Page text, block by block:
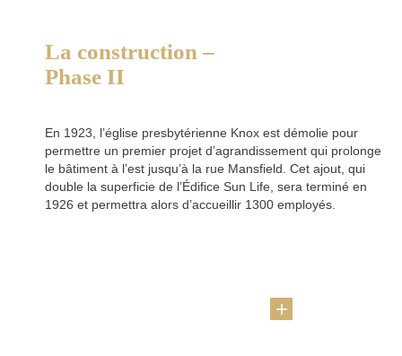
La construction –
Phase II
En 1923, l’église presbytérienne Knox est démolie pour
permettre un premier projet d’agrandissement qui prolonge
le bâtiment à l’est jusqu’à la rue Mansfield. Cet ajout, qui
double la superficie de l’Édifice Sun Life, sera terminé en
1926 et permettra alors d’accueillir 1300 employés.